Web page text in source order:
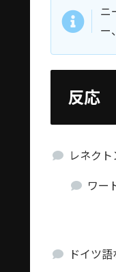
ニ
ー
反応
レネク
ワー
ドイツ